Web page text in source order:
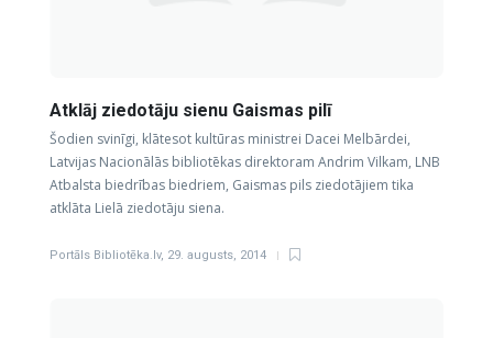
Atklāj ziedotāju sienu Gaismas pilī
Šodien svinīgi, klātesot kultūras ministrei Dacei Melbārdei,
Latvijas Nacionālās bibliotēkas direktoram Andrim Vilkam, LNB
Atbalsta biedrības biedriem, Gaismas pils ziedotājiem tika
atklāta Lielā ziedotāju siena.
Portāls Bibliotēka.lv, 29. augusts, 2014